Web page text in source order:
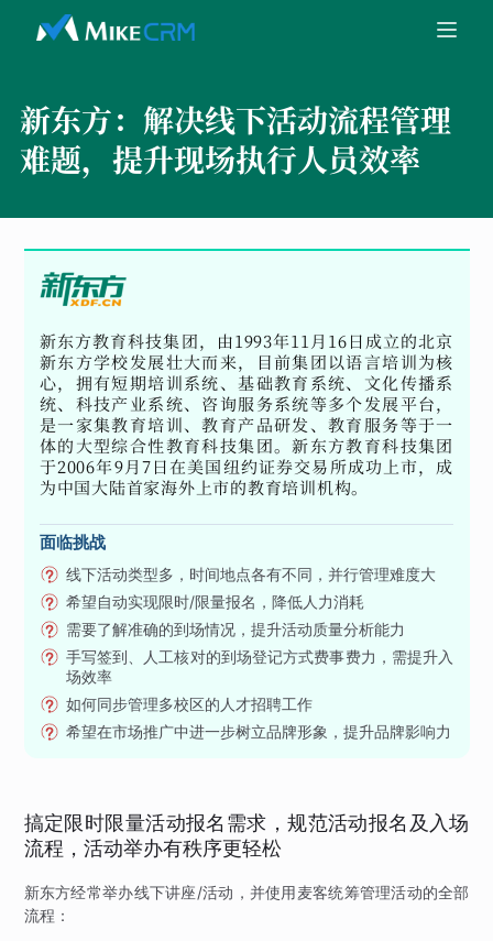
新东方： 解决线下活动流程管理
难题，提升现场执行人员效率
新东方教育科技集团，由1993年11月16日成立的北京
新东方学校发展壮大而来，目前集团以语言培训为核
心，拥有短期培训系统、基础教育系统、文化传播系
统、科技产业系统、咨询服务系统等多个发展平台，
是一家集教育培训、教育产品研发、教育服务等于一
体的大型综合性教育科技集团。新东方教育科技集团
于2006年9月7日在美国纽约证券交易所成功上市，成
为中国大陆首家海外上市的教育培训机构。
面临挑战
线下活动类型多，时间地点各有不同，并行管理难度大
希望自动实现限时/限量报名，降低人力消耗
需要了解准确的到场情况，提升活动质量分析能力
手写签到、人工核对的到场登记方式费事费力，需提升入
场效率
如何同步管理多校区的人才招聘工作
希望在市场推广中进一步树立品牌形象，提升品牌影响力
搞定限时限量活动报名需求，规范活动报名及入场
流程，活动举办有秩序更轻松
新东方经常举办线下讲座/活动，并使用麦客统筹管理活动的全部
流程：